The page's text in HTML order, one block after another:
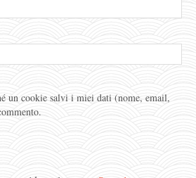
un cookie salvi i miei dati (nome, email,